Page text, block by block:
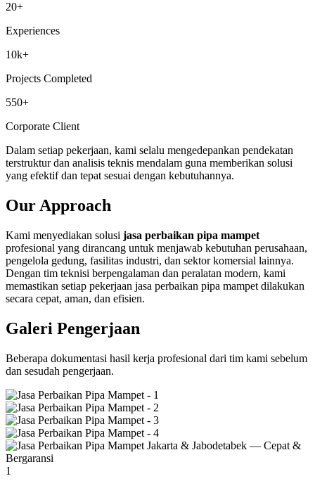
20+
Experiences
10k+
Projects Completed
550+
Corporate Client
Dalam setiap pekerjaan, kami selalu mengedepankan pendekatan
terstruktur dan analisis teknis mendalam guna memberikan solusi
yang efektif dan tepat sesuai dengan kebutuhannya.
Our Approach
Kami menyediakan solusi jasa perbaikan pipa mampet
profesional yang dirancang untuk menjawab kebutuhan perusahaan,
pengelola gedung, fasilitas industri, dan sektor komersial lainnya.
Dengan tim teknisi berpengalaman dan peralatan modern, kami
memastikan setiap pekerjaan jasa perbaikan pipa mampet dilakukan
secara cepat, aman, dan efisien.
Galeri Pengerjaan
Beberapa dokumentasi hasil kerja profesional dari tim kami sebelum
dan sesudah pengerjaan.
1